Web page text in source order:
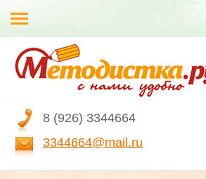
8 (926) 3344664
3344664@mail.ru